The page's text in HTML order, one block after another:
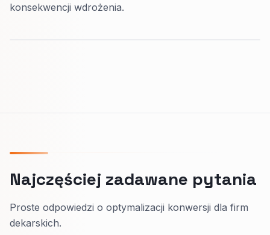
konsekwencji wdrożenia.
Najczęściej zadawane pytania
Proste odpowiedzi o optymalizacji konwersji dla firm
dekarskich.